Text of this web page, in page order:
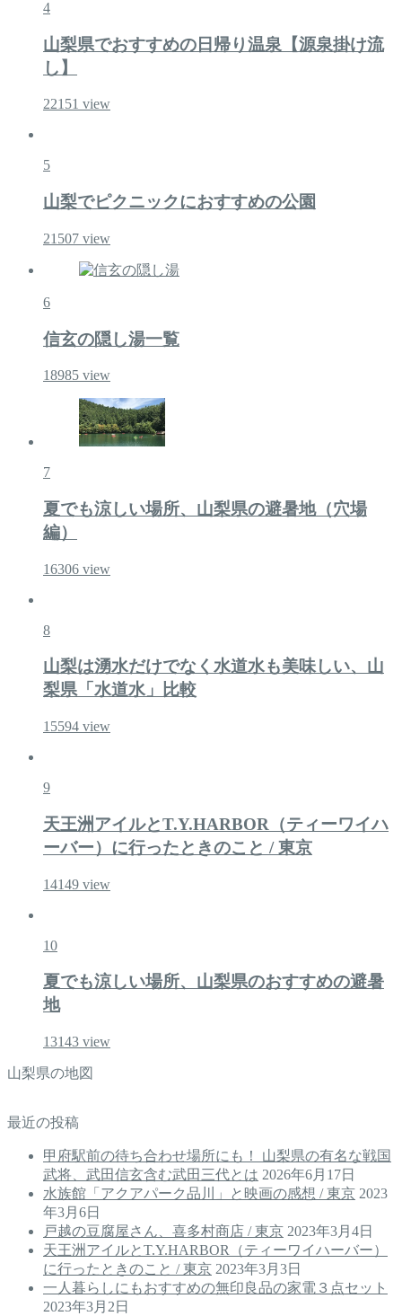
4
山梨県でおすすめの日帰り温泉【源泉掛け流
し】
22151 view
5
山梨でピクニックにおすすめの公園
21507 view
6
信玄の隠し湯一覧
18985 view
7
夏でも涼しい場所、山梨県の避暑地（穴場
編）
16306 view
8
山梨は湧水だけでなく水道水も美味しい、山
梨県「水道水」比較
15594 view
9
天王洲アイルとT.Y.HARBOR（ティーワイハ
ーバー）に行ったときのこと / 東京
14149 view
10
夏でも涼しい場所、山梨県のおすすめの避暑
地
13143 view
山梨県の地図
最近の投稿
甲府駅前の待ち合わせ場所にも！ 山梨県の有名な戦国
武将、武田信玄含む武田三代とは 2026年6月17日
水族館「アクアパーク品川」と映画の感想 / 東京 2023
年3月6日
戸越の豆腐屋さん、喜多村商店 / 東京 2023年3月4日
天王洲アイルとT.Y.HARBOR（ティーワイハーバー）
に行ったときのこと / 東京 2023年3月3日
一人暮らしにもおすすめの無印良品の家電３点セット
2023年3月2日